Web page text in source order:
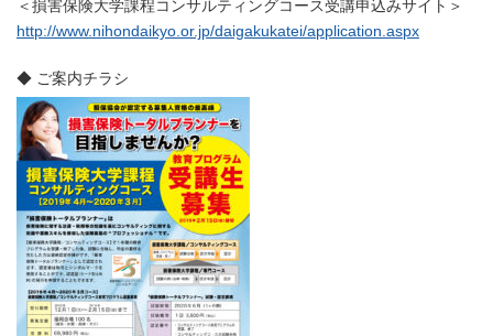
＜損害保険大学課程コンサルティングコース受講申込みサイト＞
http://www.nihondaikyo.or.jp/daigakukatei/application.aspx
◆ ご案内チラシ